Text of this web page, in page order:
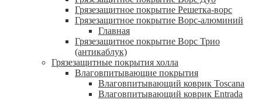
Грязезащитное покрытие Решетка-ворс
Грязезащитное покрытие Ворс-алюминий
Главная
Грязезащитное покрытие Ворс Трио
(антикаблук)
Грязезащитные покрытия холла
Влаговпитывающие покрытия
Влаговпитывающий коврик Toscana
Влаговпитывающий коврик Entrada